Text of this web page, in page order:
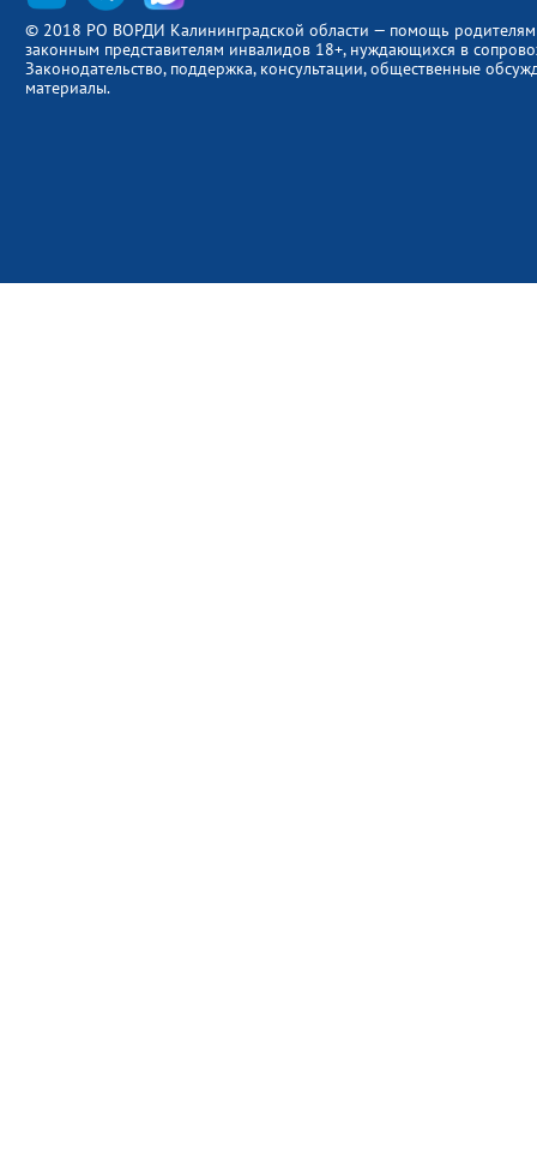
© 2018 РО ВОРДИ Калининградской области — помощь
законным представителям инвалидов 18+, нуждающихся в
Законодательство, поддержка, консультации, общественные
материалы.